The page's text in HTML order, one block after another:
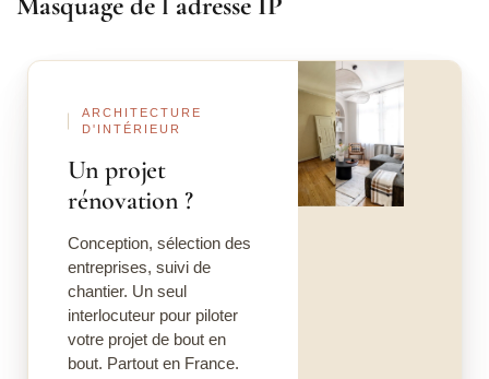
ARCHITECTURE
D'INTÉRIEUR
Un projet
rénovation ?
Conception, sélection des
entreprises, suivi de
chantier. Un seul
interlocuteur pour piloter
votre projet de bout en
bout. Partout en France.
Avant Après